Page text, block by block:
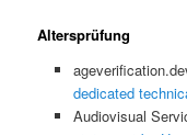
Altersprüfung
dedicated
Audiovisual